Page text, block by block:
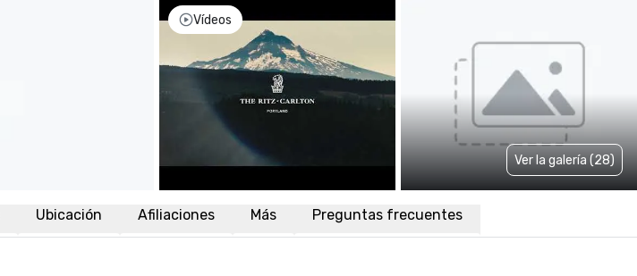
Vídeos
Ver la galería (28)
Ubicación Afiliaciones Más Preguntas frecuentes